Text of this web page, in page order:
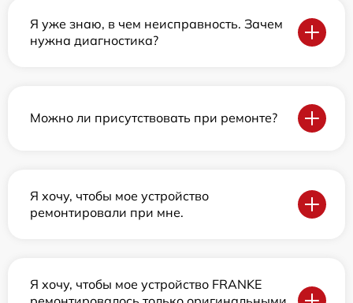
Я уже знаю, в чем неисправность. Зачем
нужна диагностика?
Можно ли присутствовать при ремонте?
Я хочу, чтобы мое устройство
ремонтировали при мне.
Я хочу, чтобы мое устройство FRANKE